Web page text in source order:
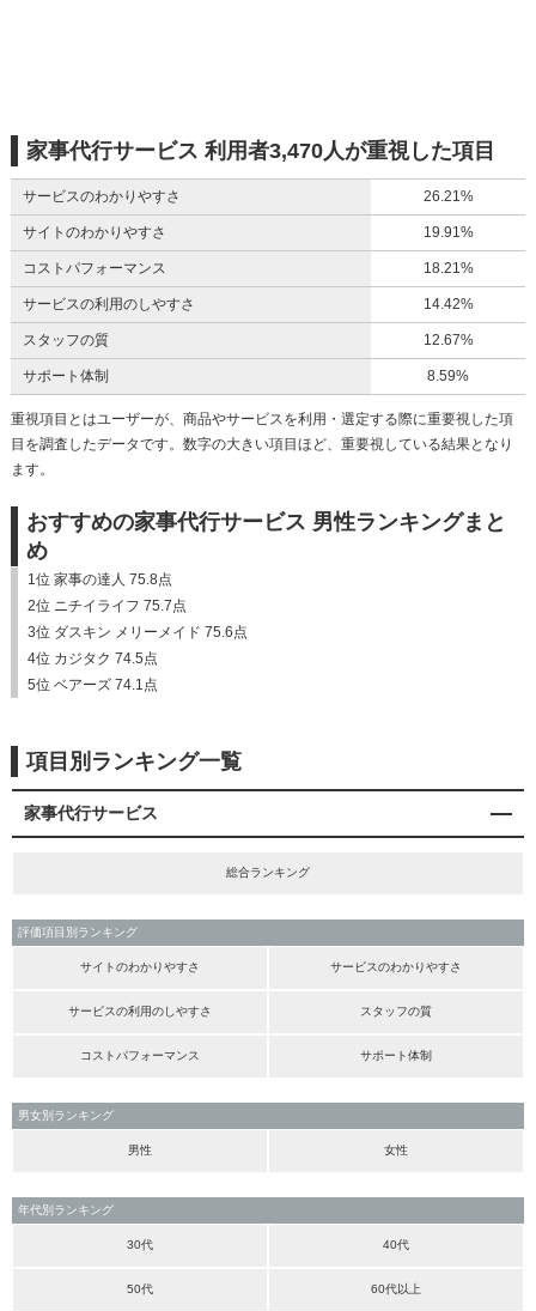
家事代行サービス 利用者3,470人が重視した項目
サービスのわかりやすさ 26.21%
サイトのわかりやすさ 19.91%
コストパフォーマンス 18.21%
サービスの利用のしやすさ 14.42%
スタッフの質 12.67%
サポート体制 8.59%
重視項目とはユーザーが、商品やサービスを利用・選定する際に重要視した項
目を調査したデータです。数字の大きい項目ほど、重要視している結果となり
ます。
おすすめの家事代行サービス 男性ランキングまと
め
1位 家事の達人 75.8点
2位 ニチイライフ 75.7点
3位 ダスキン メリーメイド 75.6点
4位 カジタク 74.5点
5位 ベアーズ 74.1点
項目別ランキング一覧
家事代行サービス
総合ランキング
評価項目別ランキング
サイトのわかりやすさ サービスのわかりやすさ
サービスの利用のしやすさ スタッフの質
コストパフォーマンス サポート体制
男女別ランキング
男性 女性
年代別ランキング
30代 40代
50代 60代以上